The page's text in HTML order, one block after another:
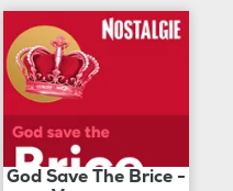
God Save The Brice -